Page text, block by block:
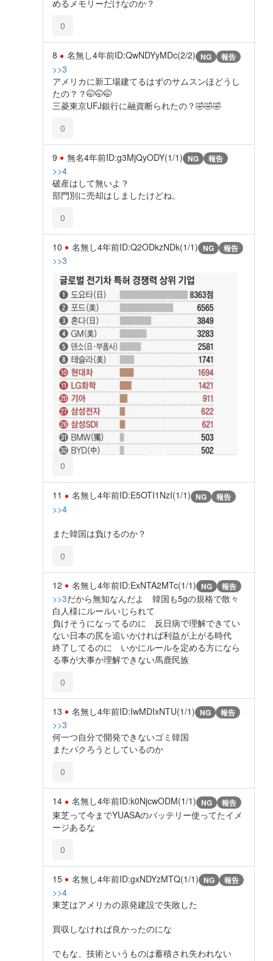
めるメモリーだけなのか？
0
8 名無し4年前ID:QwNDYyMDc(2/2) NG 報告
>>3
アメリカに新工場建てるはずのサムスンほどうし
たの？？🤭🤭🤭
三菱東京UFJ銀行に融資断られたの？🤣🤣🤣
0
9 無名4年前ID:g3MjQyODY(1/1) NG 報告
>>4
破産はして無いよ？
部門別に売却はしましたけどね。
0
10 名無し4年前ID:Q2ODkzNDk(1/1) NG 報告
>>3
0
11 名無し4年前ID:E5OTI1NzI(1/1) NG 報告
>>4
また韓国は負けるのか？
0
12 名無し4年前ID:ExNTA2MTc(1/1) NG 報告
>>3だから無知なんだよ 韓国も5gの規格で散々
白人様にルールいじられて
負けそうになってるのに 反日病で理解できてい
ない日本の尻を追いかければ利益が上がる時代
終了してるのに いかにルールを定める方になら
る事が大事か理解できない馬鹿民族
0
13 名無し4年前ID:IwMDIxNTU(1/1) NG 報告
>>3
何一つ自分で開発できないゴミ韓国
またパクろうとしているのか
0
14 名無し4年前ID:k0NjcwODM(1/1) NG 報告
東芝って今までYUASAのバッテリー使ってたイメ
ージあるな
0
15 名無し4年前ID:gxNDYzMTQ(1/1) NG 報告
>>4
東芝はアメリカの原発建設で失敗した
買収しなければ良かったのにな
でもな、技術というものは蓄積され失われない